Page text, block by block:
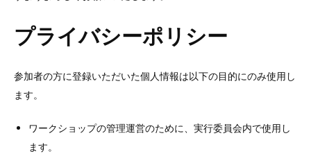
プライバシーポリシー
参加者の方に登録いただいた個人情報は以下の目的にのみ使用し
ます。
ワークショップの管理運営のために、実行委員会内で使用し
ます。